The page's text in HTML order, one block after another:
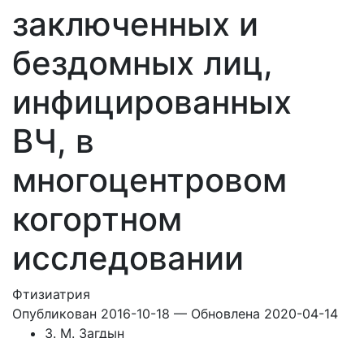
заключенных и
бездомных лиц,
инфицированных
ВЧ, в
многоцентровом
когортном
исследовании
Фтизиатрия
Опубликован 2016-10-18 — Обновлена 2020-04-14
З. М. Загдын